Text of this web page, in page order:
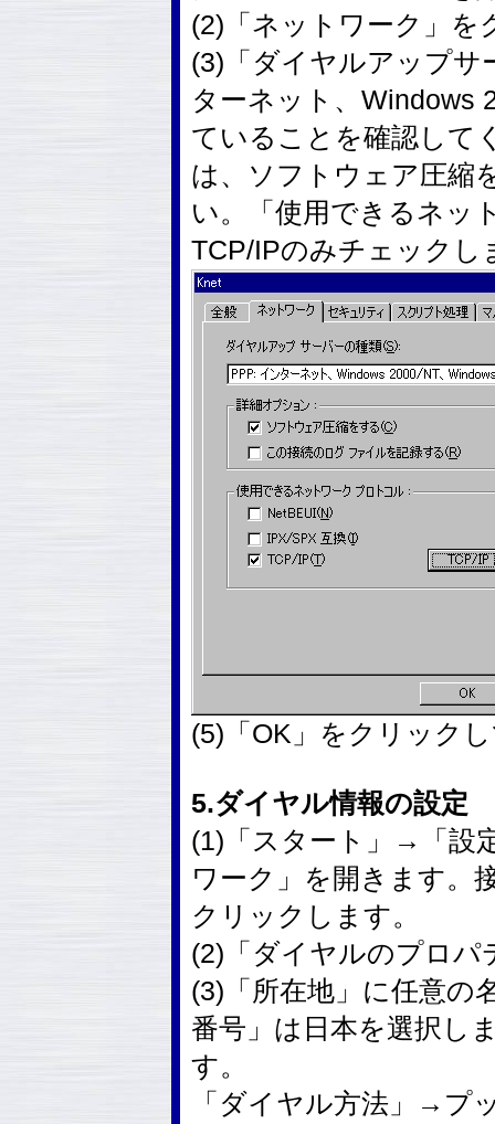
(2)「ネットワーク」を
(3)「ダイヤルアップサ
ターネット、Windows
ていることを確認して
は、ソフトウェア圧縮
い。「使用できるネッ
TCP/IPのみチェックし
(5)「OK」をクリック
5.ダイヤル情報の設定
(1)「スタート」→「設
ワーク」を開きます。
クリックします。
(2)「ダイヤルのプロパ
(3)「所在地」に任意の
番号」は日本を選択し
す。
「ダイヤル方法」→プ